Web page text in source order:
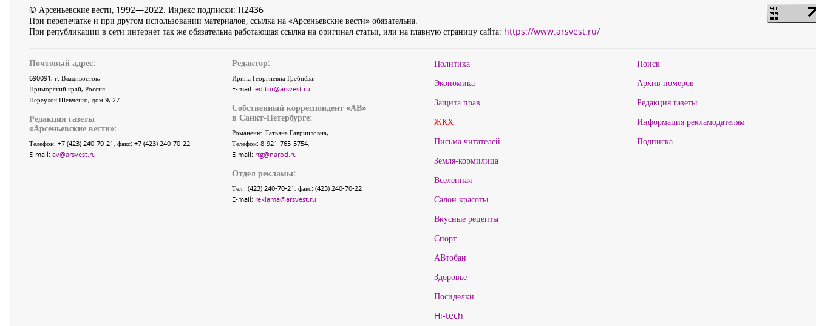
© Арсеньевские вести, 1992—2022. Индекс подписки: П2436
При перепечатке и при другом использовании материалов, ссылка на «Арсеньевские вести» обязательна.
При републикации в сети интернет так же обязательна работающая ссылка на оригинал статьи, или на главную страницу сайта: https://www.arsvest.ru/
Почтовый адрес:
690091, г. Владивосток,
Приморский край, Россия.
Переулок Шевченко, дом 9, 27
Редакция газеты
«Арсеньевские вести»:
Телефон: +7 (423) 240-70-21, факс: +7 (423) 240-70-22
E-mail: av@arsvest.ru
Редактор:
Ирина Георгиевна Гребнёва,
E-mail: editor@arsvest.ru
Собственный корреспондент «АВ»
в Санкт-Петербурге:
Романенко Татьяна Гаврииловна,
Телефон: 8-921-765-5754,
E-mail: rtg@narod.ru
Отдел рекламы:
Тел.: (423) 240-70-21, факс: (423) 240-70-22
E-mail: reklama@arsvest.ru
Политика
Экономика
Защита прав
ЖКХ
Письма читателей
Земля-кормилица
Вселенная
Салон красоты
Вкусные рецепты
Спорт
АВтобан
Здоровье
Посиделки
Hi-tech
Поиск
Архив номеров
Редакция газеты
Информация рекламодателям
Подписка